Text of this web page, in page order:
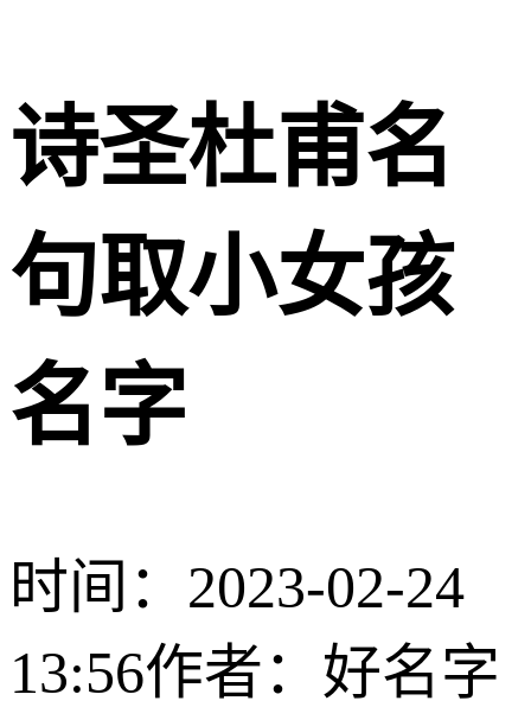
诗圣杜甫名
句取小女孩
名字
时间：2023-02-24
13:56作者：好名字